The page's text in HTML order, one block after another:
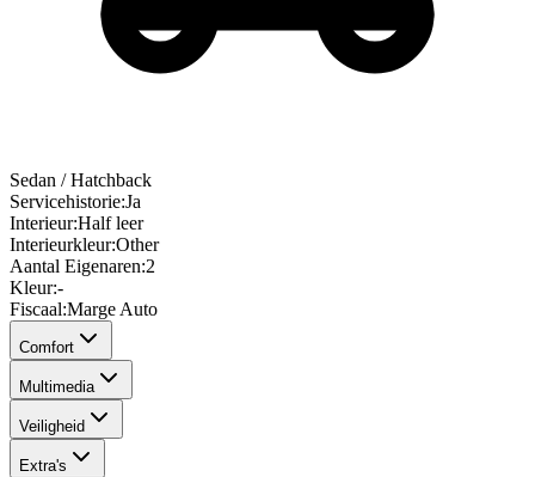
Sedan / Hatchback
Servicehistorie:Ja
Interieur:Half leer
Interieurkleur:Other
Aantal Eigenaren:2
Kleur:-
Fiscaal:Marge Auto
Comfort
Multimedia
Veiligheid
Extra's